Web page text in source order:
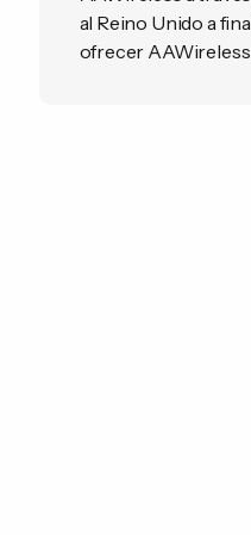
al Reino Unido a
ofrecer AAWireless